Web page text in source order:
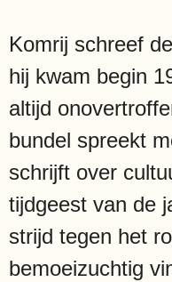
Komrij schreef
hij kwam begin
altijd
bundel spreekt
schrijft over
tijdgeest van de
strijd tegen het
bemoeizuchtig